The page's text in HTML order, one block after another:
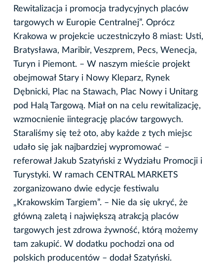
Rewitalizacja i promocja tradycyjnych placów
targowych w Europie Centralnej”. Oprócz
Krakowa w projekcie uczestniczyło 8 miast: Usti,
Bratysława, Maribir, Veszprem, Pecs, Wenecja,
Turyn i Piemont. – W naszym mieście projekt
obejmował Stary i Nowy Kleparz, Rynek
Dębnicki, Plac na Stawach, Plac Nowy i Unitarg
pod Halą Targową. Miał on na celu rewitalizację,
wzmocnienie iintegrację placów targowych.
Staraliśmy się też oto, aby każde z tych miejsc
udało się jak najbardziej wypromować –
referował Jakub Szatyński z Wydziału Promocji i
Turystyki. W ramach CENTRAL MARKETS
zorganizowano dwie edycje festiwalu
„Krakowskim Targiem”. – Nie da się ukryć, że
główną zaletą i największą atrakcją placów
targowych jest zdrowa żywność, którą możemy
tam zakupić. W dodatku pochodzi ona od
polskich producentów – dodał Szatyński.